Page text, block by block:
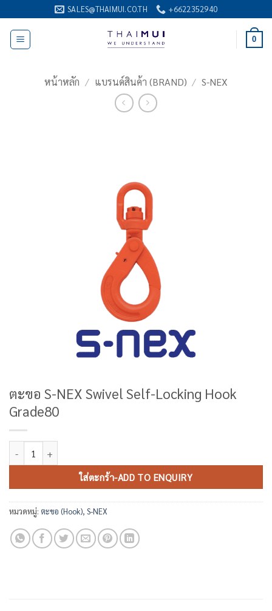
ไป
เนื้อหา
SALES@THAIMUI.CO.TH +6622352940
0
หน้าหลัก / แบรนด์สินค้า (BRAND) / S-NEX
ตะขอ S-NEX Swivel Self-Locking Hook
Grade80
ใส่ตะกร้า-ADD TO ENQUIRY
หมวดหมู่: ตะขอ (Hook), S-NEX